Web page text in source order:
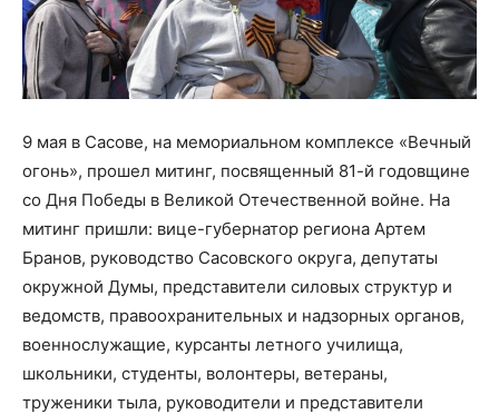
9 мая в Сасове, на мемориальном комплексе «Вечный
огонь», прошел митинг, посвященный 81-й годовщине
со Дня Победы в Великой Отечественной войне. На
митинг пришли: вице-губернатор региона Артем
Бранов, руководство Сасовского округа, депутаты
окружной Думы, представители силовых структур и
ведомств, правоохранительных и надзорных органов,
военнослужащие, курсанты летного училища,
школьники, студенты, волонтеры, ветераны,
труженики тыла, руководители и представители